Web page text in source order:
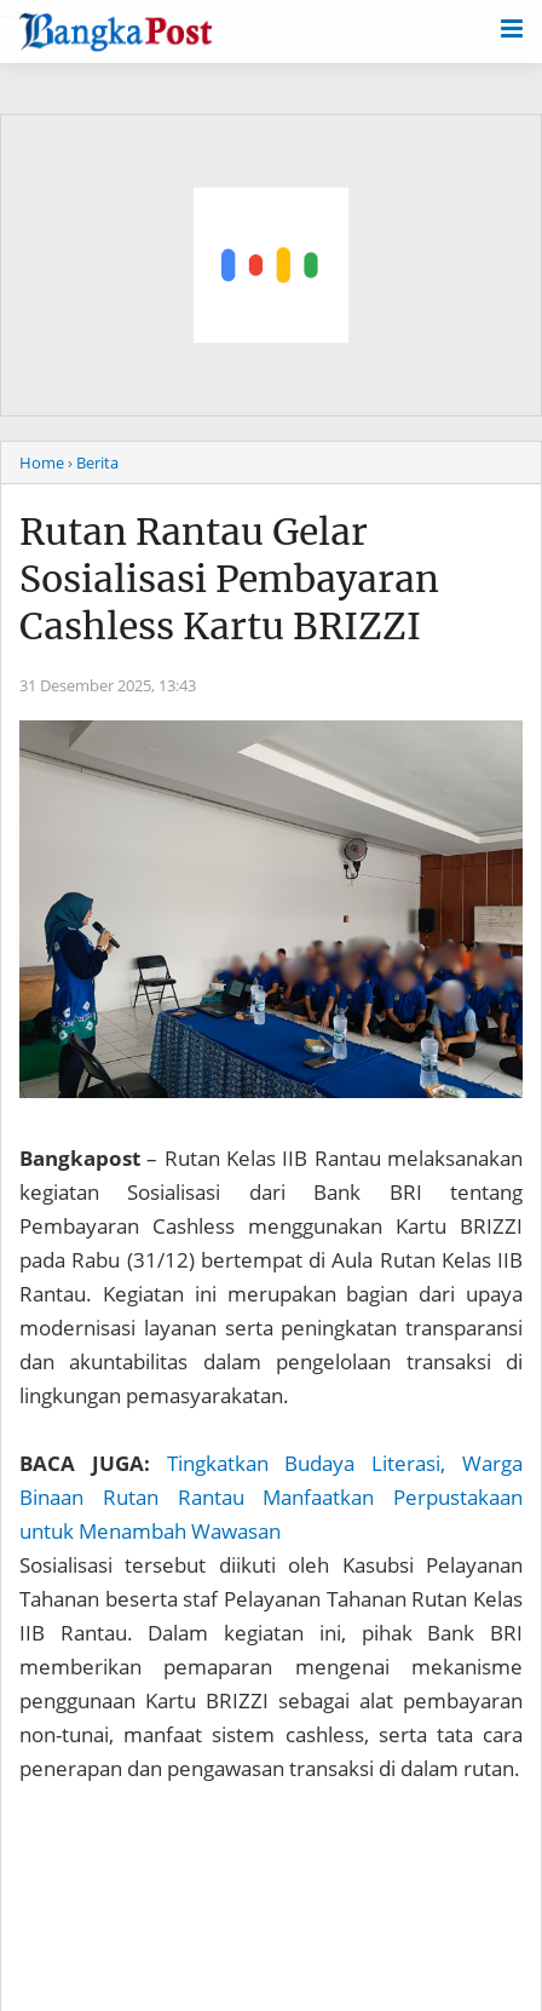
-->
Home› Berita
Rutan Rantau Gelar
Sosialisasi Pembayaran
Cashless Kartu BRIZZI
31 Desember 2025, 13:43
Bangkapost– Rutan Kelas IIB Rantau melaksanakan
kegiatan Sosialisasi dari Bank BRI tentang
Pembayaran Cashless menggunakan Kartu BRIZZI
pada Rabu (31/12) bertempat di Aula Rutan Kelas IIB
Rantau. Kegiatan ini merupakan bagian dari upaya
modernisasi layanan serta peningkatan transparansi
dan akuntabilitas dalam pengelolaan transaksi di
lingkungan pemasyarakatan.
BACA JUGA:
Tingkatkan Budaya Literasi, Warga
Binaan Rutan Rantau Manfaatkan Perpustakaan
untuk Menambah Wawasan
Sosialisasi tersebut diikuti oleh Kasubsi Pelayanan
Tahanan beserta staf Pelayanan Tahanan Rutan Kelas
IIB Rantau. Dalam kegiatan ini, pihak Bank BRI
memberikan pemaparan mengenai mekanisme
penggunaan Kartu BRIZZI sebagai alat pembayaran
non-tunai, manfaat sistem cashless, serta tata cara
penerapan dan pengawasan transaksi di dalam rutan.